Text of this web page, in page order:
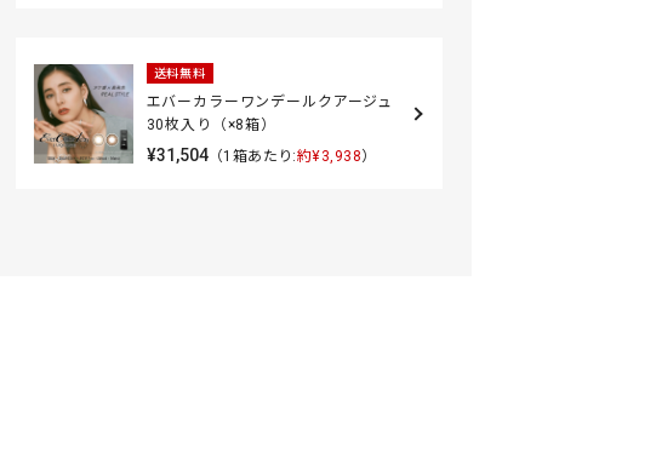
送料無料
エバーカラーワンデールクアージュ
30枚入り（×8箱）
¥31,504（1箱あたり:約¥3,938）